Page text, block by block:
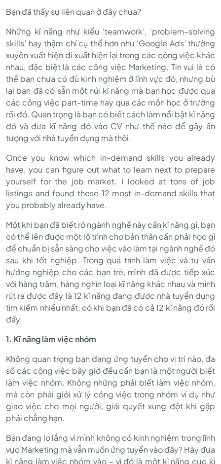
Bạn đã thấy sự liên quan ở đây chưa?
Những kĩ năng như kiểu ‘teamwork’, ‘problem-solving
skills’ hay thậm chí cụ thể hơn như ‘Google Ads’ thường
xuyên xuất hiện đi xuất hiện lại trong các công việc khác
nhau, đặc biệt là các công việc Marketing. Tin vui là có
thể bạn chưa có đủ kinh nghiệm ở lĩnh vực đó, nhưng bù
lại bạn đã có sẵn một núi kĩ năng mà bạn học được qua
các công việc part-time hay qua các môn học ở trường
rồi đó. Quan trọng là bạn có biết cách làm nổi bật kĩ năng
đó và đưa kĩ năng đó vào CV như thế nào để gây ấn
tượng với nhà tuyển dụng mà thôi.
Once you know which in-demand skills you already
have, you can figure out what to learn next to prepare
yourself for the job market. I looked at tons of job
listings and found these 12 most in-demand skills that
you probably already have.
Một khi bạn đã biết rõ ngành nghề này cần kĩ năng gì, bạn
có thể lên được một lộ trình cho bản thân cần phải học gì
để chuẩn bị sẵn sàng cho việc vào làm tại ngành nghề đó
sau khi tốt nghiệp. Trong quá trình làm việc và tư vấn
hướng nghiệp cho các bạn trẻ, mình đã được tiếp xúc
với hàng trăm, hàng nghìn loại kĩ năng khác nhau và mình
rút ra được đây là 12 kĩ năng đang được nhà tuyển dụng
tìm kiếm nhiều nhất, có khi bạn đã có cả 12 kĩ năng đó rồi
đấy.
1. Kĩ năng làm việc nhóm
Không quan trọng bạn đang ứng tuyển cho vị trí nào, đa
số các công việc bây giờ đều cần bạn là một người biết
làm việc nhóm. Không những phải biết làm việc nhóm,
mà còn phải giỏi xử lý công việc trong nhóm ví dụ như
giao việc cho mọi người, giải quyết xung đột khi gặp
phải chẳng hạn.
Bạn đang lo lắng vì mình không có kinh nghiệm trong lĩnh
vực Marketing mà vẫn muốn ứng tuyển vào đây? Hãy đưa
kĩ năng làm việc nhóm vào – vì đó là một kĩ năng cực kì